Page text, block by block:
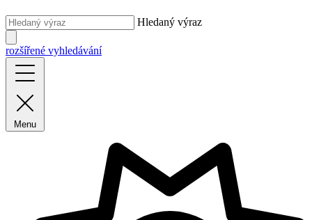
Hledaný výraz
rozšířené vyhledávání
Menu